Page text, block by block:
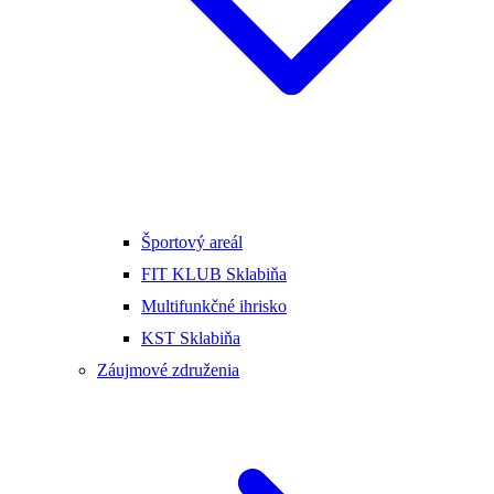
Športový areál
FIT KLUB Sklabiňa
Multifunkčné ihrisko
KST Sklabiňa
Záujmové združenia